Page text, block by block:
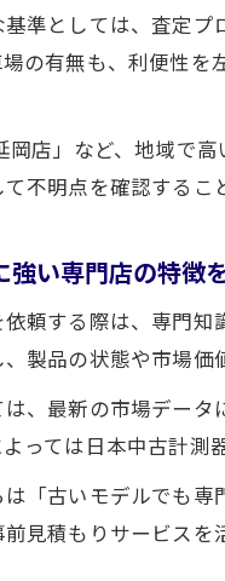
準としては、査定
の有無も、利便性
岡店」など、地域で
不明点を確認するこ
強い専門店の特徴
頼する際は、専門
製品の状態や市場価
、最新の市場デー
っては日本中古計測
「古いモデルでも
見積もりサービスを